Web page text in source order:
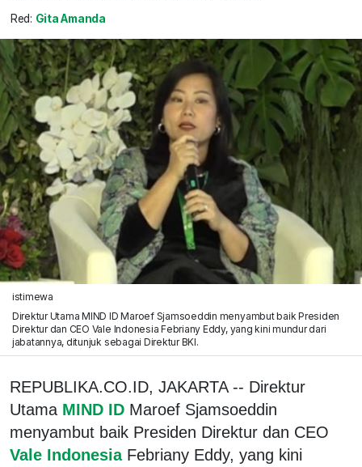
Red: Gita Amanda
istimewa
Direktur Utama MIND ID Maroef Sjamsoeddin menyambut baik Presiden
Direktur dan CEO Vale Indonesia Febriany Eddy, yang kini mundur dari
jabatannya, ditunjuk sebagai Direktur BKI.
REPUBLIKA.CO.ID, JAKARTA -- Direktur
Utama MIND ID Maroef Sjamsoeddin
menyambut baik Presiden Direktur dan CEO
Vale Indonesia Febriany Eddy, yang kini